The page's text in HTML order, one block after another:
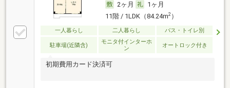
2ヶ月
1ヶ月
11階 / 1LDK（84.24m2）
一人暮らし 二人暮らし バス・トイレ別
駐車場(近隣含)
モニタ付インターホ
ン
オートロック付き
初期費用カード決済可